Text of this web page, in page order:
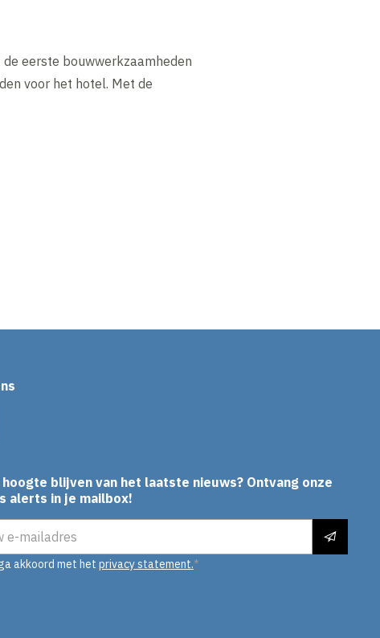
eerste bouwwerkzaamheden
voor het hotel. Met de
hoogte blijven van het laatste nieuws? Ontvang onze
alerts in je mailbox!
akkoord met het privacy statement.